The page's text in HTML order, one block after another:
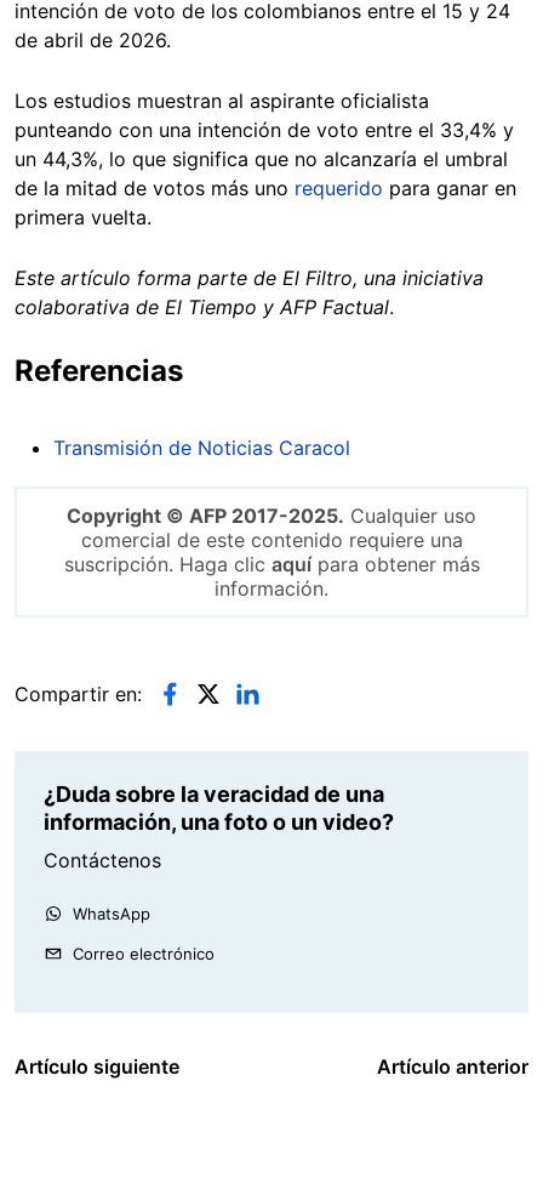
intención de voto de los colombianos entre el 15 y 24
de abril de 2026.
Los estudios muestran al aspirante oficialista
punteando con una intención de voto entre el 33,4% y
un 44,3%, lo que significa que no alcanzaría el umbral
de la mitad de votos más uno requerido para ganar en
primera vuelta.
Este artículo forma parte de El Filtro, una iniciativa
colaborativa de El Tiempo y AFP Factual.
Referencias
Transmisión de Noticias Caracol
Copyright © AFP 2017-2025. Cualquier uso
comercial de este contenido requiere una
suscripción. Haga clic aquípara obtener más
información.
Compartir en:
¿Duda sobre la veracidad de una
información, una foto o un video?
Contáctenos
WhatsApp
Correo electrónico
Artículo siguiente Artículo anterior